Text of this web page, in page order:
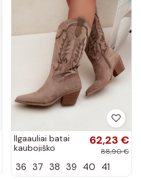
Ilgaauliai batai
kaubojiško
kulniukais chaki
62,23 €
88,90 €
36 37 38 39 40 41